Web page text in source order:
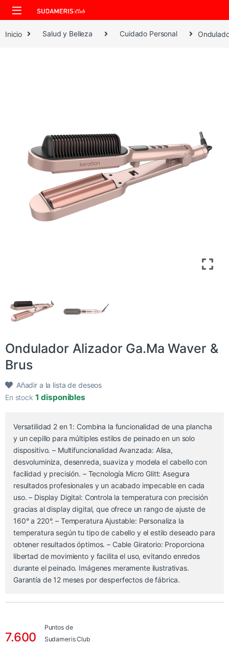
Skip to navigation
Skip to content
Inicio Salud y Belleza Cuidado Personal
Ondulador Alizador Ga.Ma Waver &
Brus
Añadir a la lista de deseos
En stock 1 disponibles
Versatilidad 2 en 1: Combina la funcionalidad de una plancha
y un cepillo para múltiples estilos de peinado en un solo
dispositivo. – Multifuncionalidad Avanzada: Alisa,
desvoluminiza, desenreda, suaviza y modela el cabello con
facilidad y precisión. – Tecnología Micro Glitt: Asegura
resultados profesionales y un acabado impecable en cada
uso. – Display Digital: Controla la temperatura con precisión
gracias al display digital, que ofrece un rango de ajuste de
160° a 220°. – Temperatura Ajustable: Personaliza la
temperatura según tu tipo de cabello y el estilo deseado para
obtener resultados óptimos. – Cable Giratorio: Proporciona
libertad de movimiento y facilita el uso, evitando enredos
durante el peinado. Imágenes meramente ilustrativas.
Garantía de 12 meses por desperfectos de fábrica.
7.600
Puntos de
Sudameris Club